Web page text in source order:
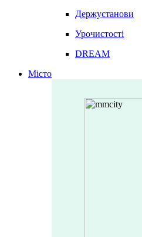
Держустанови
Урочистості
DREAM
Місто